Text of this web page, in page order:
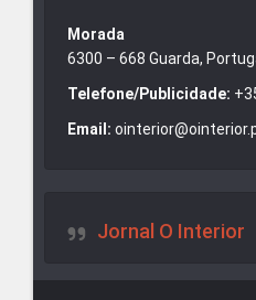
Morada
6300 – 668 Guarda,
Telefone/Publicidade:
Email:
Jornal O Interior